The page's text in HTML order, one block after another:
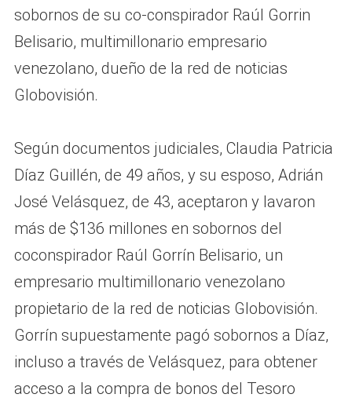
sobornos de su co-conspirador Raúl Gorrin
Belisario, multimillonario empresario
venezolano, dueño de la red de noticias
Globovisión.
Según documentos judiciales, Claudia Patricia
Díaz Guillén, de 49 años, y su esposo, Adrián
José Velásquez, de 43, aceptaron y lavaron
más de $136 millones en sobornos del
coconspirador Raúl Gorrín Belisario, un
empresario multimillonario venezolano
propietario de la red de noticias Globovisión.
Gorrín supuestamente pagó sobornos a Díaz,
incluso a través de Velásquez, para obtener
acceso a la compra de bonos del Tesoro